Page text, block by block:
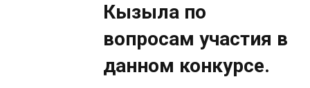
Кызыла по
вопросам участия в
данном конкурсе.